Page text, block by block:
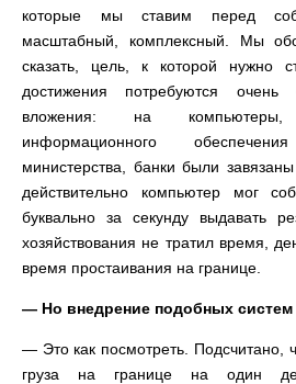
которые мы ставим перед
масштабный, комплексный. Мы
сказать, цель, к которой нужно
достижения потребуются
вложения: на
информационного
министерства, банки были
действительно компьютер мог
буквально за секунду выдавать
хозяйствования не тратил время,
время простаивания на границе.
— Но внедрение подобных
— Это как посмотреть. Подсчитано,
груза на границе на один